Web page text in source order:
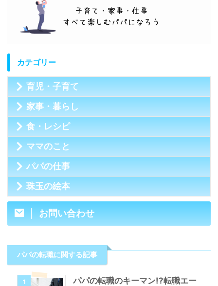
カテゴリー
育児・子育て
家事・暮らし
食・レシピ
ママのこと
パパの仕事
珠玉の絵本
お問い合わせ
パパの転職に関する記事
1
パパの転職のキーマン!?転職エー